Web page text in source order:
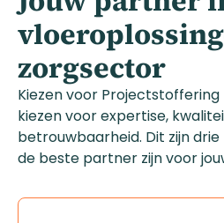
zorgsector
Kiezen voor
kiezen voor expertise,
betrouwbaarheid. Dit zijn
de beste partner zijn voor